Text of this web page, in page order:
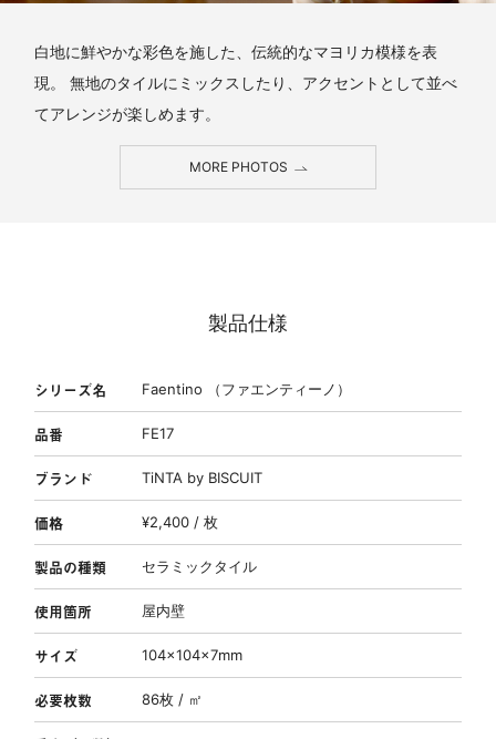
白地に鮮やかな彩色を施した、伝統的なマヨリカ模様を表
現。 無地のタイルにミックスしたり、アクセントとして並べ
てアレンジが楽しめます。
MORE PHOTOS
製品仕様
シリーズ名 Faentino （ファエンティーノ）
品番 FE17
ブランド TiNTA by BISCUIT
価格 ¥2,400 / 枚
製品の種類 セラミックタイル
使用箇所 屋内壁
サイズ 104×104×7mm
必要枚数 86枚 / ㎡